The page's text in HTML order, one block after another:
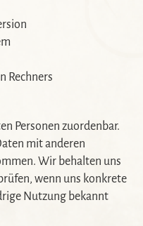
Rechners
Personen zuordenbar.
mit anderen
Wir behalten uns
wenn uns konkrete
Nutzung bekannt